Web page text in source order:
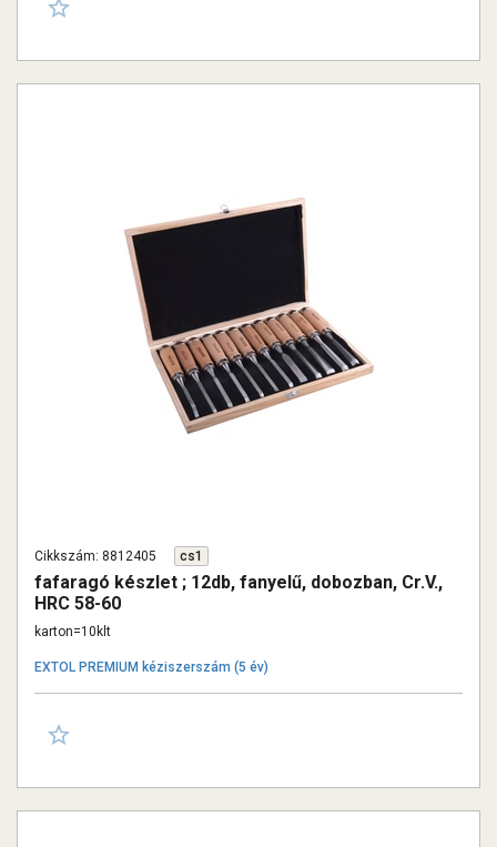
Cikkszám: 8812405 cs1
fafaragó készlet ; 12db, fanyelű, dobozban, Cr.V.,
HRC 58-60
karton=10klt
EXTOL PREMIUM kéziszerszám (5 év)